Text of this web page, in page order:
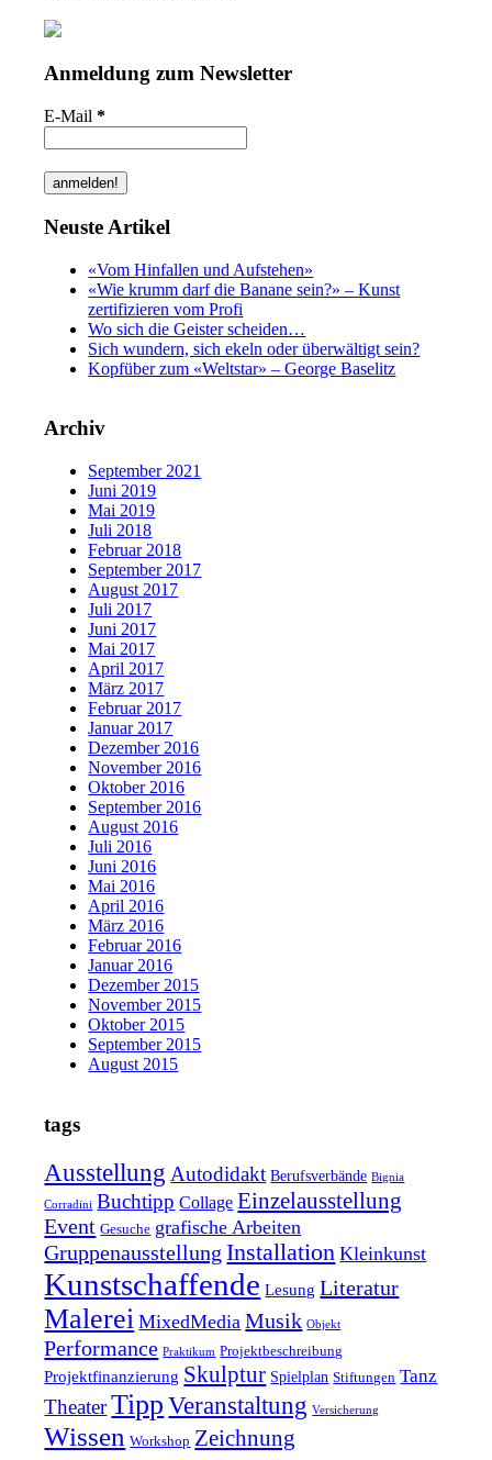
Anmeldung zum Newsletter
E-Mail*
Neuste Artikel
«Vom Hinfallen und Aufstehen»
«Wie krumm darf die Banane sein?» – Kunst
zertifizieren vom Profi
Wo sich die Geister scheiden…
Sich wundern, sich ekeln oder überwältigt sein?
Kopfüber zum «Weltstar» – George Baselitz
Archiv
September 2021
Juni 2019
Mai 2019
Juli 2018
Februar 2018
September 2017
August 2017
Juli 2017
Juni 2017
Mai 2017
April 2017
März 2017
Februar 2017
Januar 2017
Dezember 2016
November 2016
Oktober 2016
September 2016
August 2016
Juli 2016
Juni 2016
Mai 2016
April 2016
März 2016
Februar 2016
Januar 2016
Dezember 2015
November 2015
Oktober 2015
September 2015
August 2015
tags
Ausstellung Autodidakt Berufsverbände Bignia
Corradini Buchtipp Collage Einzelausstellung
Event Gesuche grafische Arbeiten
Gruppenausstellung Installation Kleinkunst
Kunstschaffende Lesung Literatur
Malerei MixedMedia Musik Objekt
Performance Praktikum Projektbeschreibung
Projektfinanzierung Skulptur Spielplan Stiftungen Tanz
TheaterTipp Veranstaltung Versicherung
Wissen Workshop Zeichnung